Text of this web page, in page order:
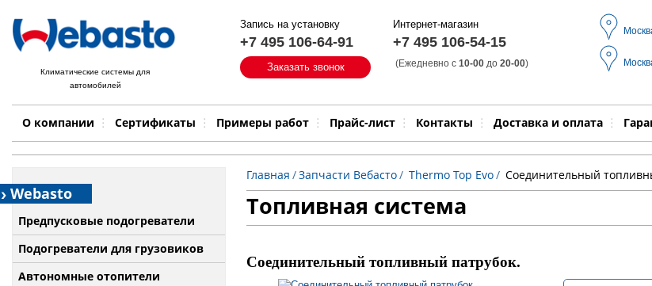
Климатические системы для
автомобилей
Запись на установку
+7 495 106-64-91
Заказать звонок
Интернет-магазин
+7 495 106-54-15
(Ежедневно с 10-00 до 20-00)
О компании Сертификаты Примеры работ Прайс-лист Контакты Доставка и оплата
Быстрый поиск:
Примеры работ Бренд Модель
Webasto
Предпусковые подогреватели
Подогреватели для грузовиков
Автономные отопители
Главная /Запчасти Вебасто/ Thermo Top Evo/ Cоединительный
Топливная система
Cоединительный топливный патрубок.